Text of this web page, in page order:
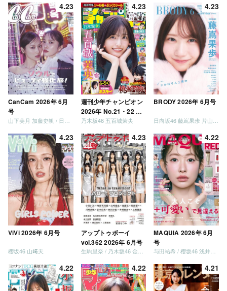
4.23
CanCam 2026年 6月
号
4.23
週刊少年チャンピオン
2026年 No.21・22 合
併号
乃木坂46 五百城茉央
4.23
BRODY 2026年 6月号
4.23
ViVi 2026年 6月号
櫻坂46 山﨑天
4.23
アップトゥボーイ
vol.362 2026年 6月号
生駒里奈 / 乃木坂46 金川紗耶 森平麗心
4.22
MAQUIA 2026年 6月
号
与田祐希 / 櫻坂46 浅井恋乃未
4.22 4.22 4.21